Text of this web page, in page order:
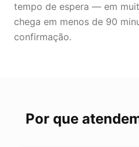
tempo de espera — em
chega em menos de 90
confirmação.
Por que